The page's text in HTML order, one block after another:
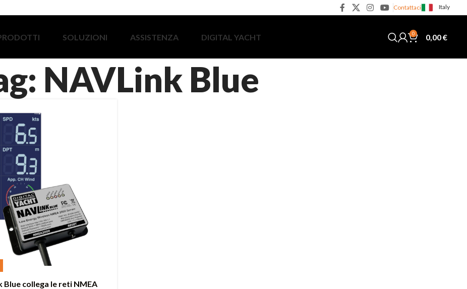
Contattaci Italy
SOLUZIONI ASSISTENZA DIGITAL YACHT 0 0,00€
NAVLink Blue
Blue collega le reti NMEA